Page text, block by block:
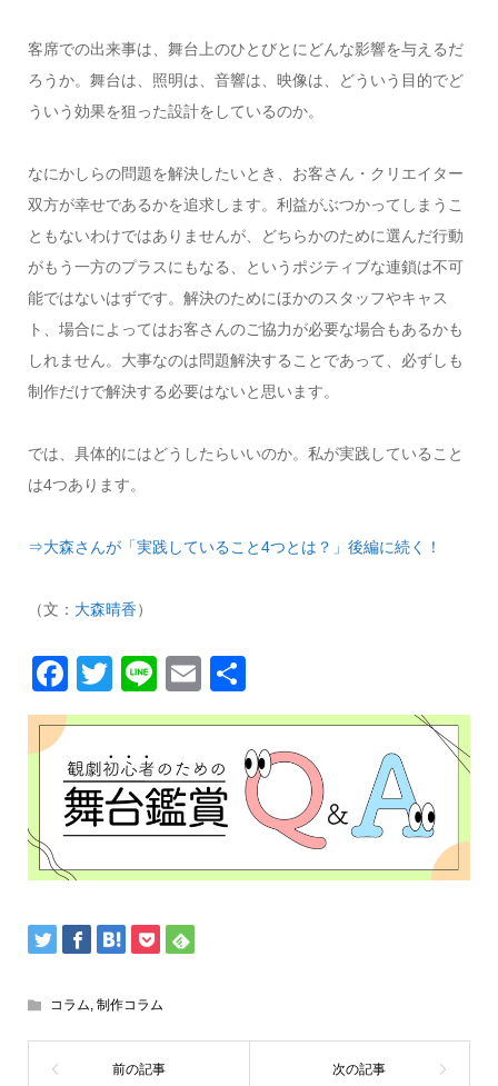
客席での出来事は、舞台上のひとびとにどんな影響を与えるだ
ろうか。舞台は、照明は、音響は、映像は、どういう目的でど
ういう効果を狙った設計をしているのか。
なにかしらの問題を解決したいとき、お客さん・クリエイター
双方が幸せであるかを追求します。利益がぶつかってしまうこ
ともないわけではありませんが、どちらかのために選んだ行動
がもう一方のプラスにもなる、というポジティブな連鎖は不可
能ではないはずです。解決のためにほかのスタッフやキャス
ト、場合によってはお客さんのご協力が必要な場合もあるかも
しれません。大事なのは問題解決することであって、必ずしも
制作だけで解決する必要はないと思います。
では、具体的にはどうしたらいいのか。私が実践していること
は4つあります。
⇒大森さんが「実践していること4つとは？」後編に続く！
（文： 大森晴香）
Facebook
Twitter
LineEmail
有
コラム, 制作コラム